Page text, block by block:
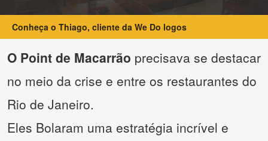
Conheça o Thiago, cliente da We Do logos
O Point de Macarrão precisava se destacar
no meio da crise e entre os restaurantes do
Rio de Janeiro.
Eles Bolaram uma estratégia incrível e